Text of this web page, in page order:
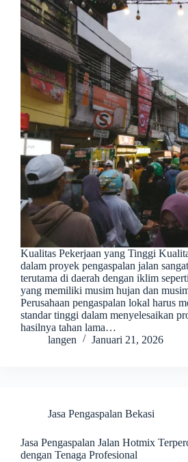
Kualitas Pekerjaan yang Tinggi
dalam proyek pengaspalan jalan
terutama di daerah dengan iklim
yang memiliki musim hujan dan
Perusahaan pengaspalan lokal harus
standar tinggi dalam menyelesaikan
hasilnya tahan lama…
langen
Januari 21, 2026
Jasa Pengaspalan Bekasi
Jasa Pengaspalan Jalan Hotmix
dengan Tenaga Profesional